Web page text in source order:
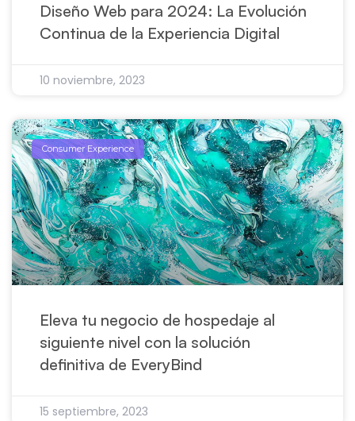
Diseño Web para 2024: La Evolución
Continua de la Experiencia Digital
10 noviembre, 2023
Consumer Experience
Eleva tu negocio de hospedaje al
siguiente nivel con la solución
definitiva de EveryBind
15 septiembre, 2023